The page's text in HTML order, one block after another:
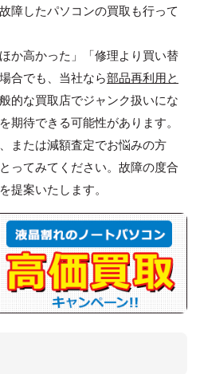
障したパソコンの買取も行って
か高かった」「修理より買い替
合でも、当社なら部品再利用と
的な買取店でジャンク扱いにな
を期待できる可能性があります。
または減額査定でお悩みの方
ってみてください。故障の度合
提案いたします。